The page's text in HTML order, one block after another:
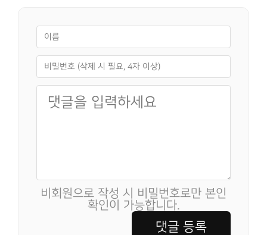
비회원으로 작성 시 비밀번호로만 본인
확인이 가능합니다.
댓글 등록